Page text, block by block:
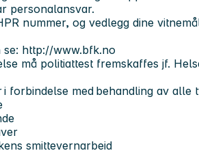
personalansvar.
nummer, og vedlegg dine
http://www.bfk.no
må politiattest fremskaffes jf.
forbindelse med behandling av alle
smittevernarbeid